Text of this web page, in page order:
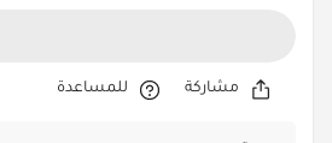
مشاركة للمساعدة